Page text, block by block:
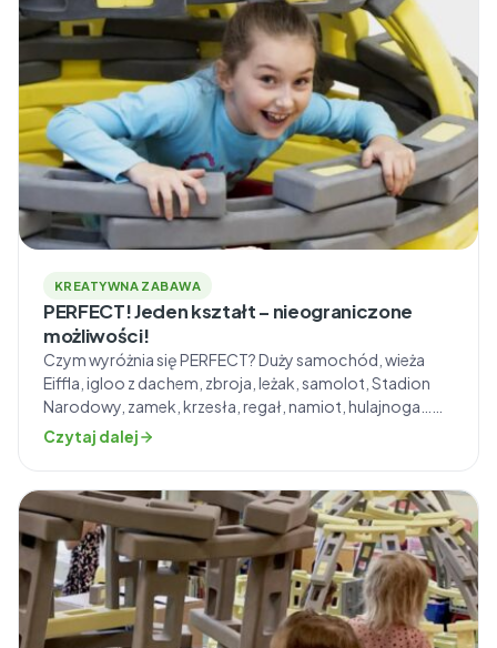
KREATYWNA ZABAWA
PERFECT! Jeden kształt – nieograniczone
możliwości!
Czym wyróżnia się PERFECT? Duży samochód, wieża
Eiffla, igloo z dachem, zbroja, leżak, samolot, Stadion
Narodowy, zamek, krzesła, regał, namiot, hulajnoga…
rzeczy, które da się wybudować z tych klocków można
wymieniać bez końca! „Klocki Mammutico to nie tylko
motoryki.” — Magdalena Wierzańska Z klockami
PERFECT™ zorganizujesz […]
Czytaj dalej